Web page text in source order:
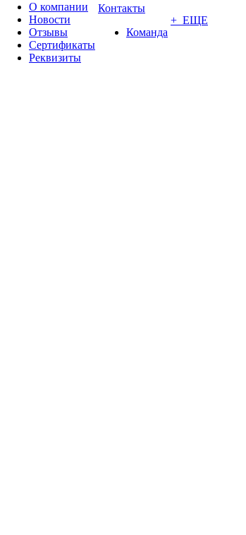
О компании
Новости
Отзывы
Сертификаты
Реквизиты
Контакты
Команда
+ ЕЩЕ